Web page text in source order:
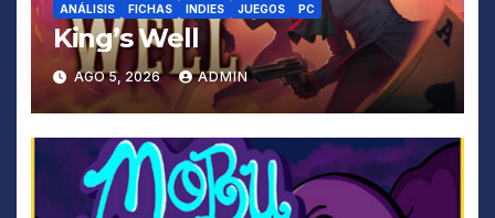
ANÁLISIS FICHAS INDIES JUEGOS PC
King’s Well
AGO 5, 2026 ADMIN